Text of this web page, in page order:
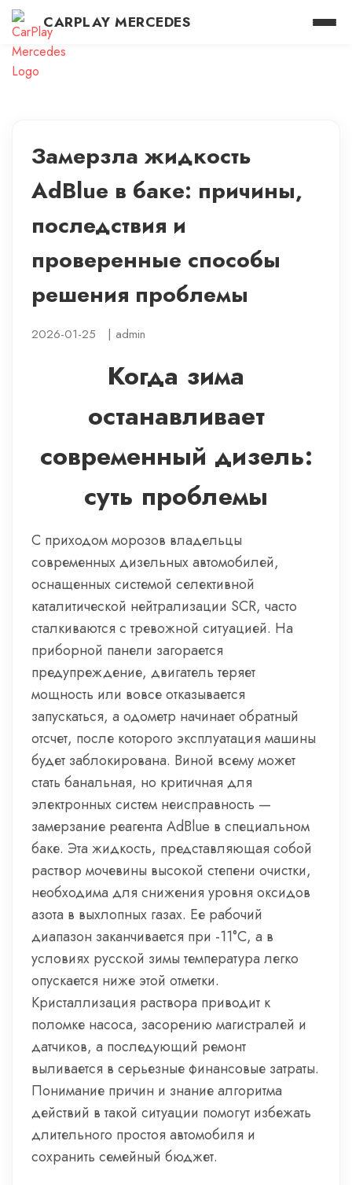
CARPLAY MERCEDES
Замерзла жидкость
AdBlue в баке: причины,
последствия и
проверенные способы
решения проблемы
2026-01-25 | admin
Когда зима
останавливает
современный дизель:
суть проблемы
С приходом морозов владельцы
современных дизельных автомобилей,
оснащенных системой селективной
каталитической нейтрализации SCR, часто
сталкиваются с тревожной ситуацией. На
приборной панели загорается
предупреждение, двигатель теряет
мощность или вовсе отказывается
запускаться, а одометр начинает обратный
отсчет, после которого эксплуатация машины
будет заблокирована. Виной всему может
стать банальная, но критичная для
электронных систем неисправность —
замерзание реагента AdBlue в специальном
баке. Эта жидкость, представляющая собой
раствор мочевины высокой степени очистки,
необходима для снижения уровня оксидов
азота в выхлопных газах. Ее рабочий
диапазон заканчивается при -11°C, а в
условиях русской зимы температура легко
опускается ниже этой отметки.
Кристаллизация раствора приводит к
поломке насоса, засорению магистралей и
датчиков, а последующий ремонт
выливается в серьезные финансовые затраты.
Понимание причин и знание алгоритма
действий в такой ситуации помогут избежать
длительного простоя автомобиля и
сохранить семейный бюджет.